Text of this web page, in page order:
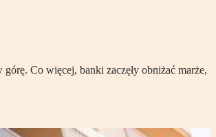
Co więcej, banki zaczęły obniżać marże,